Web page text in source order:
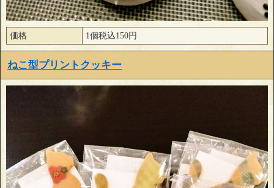
価格 1個税込150円
ねこ型プリントクッキー